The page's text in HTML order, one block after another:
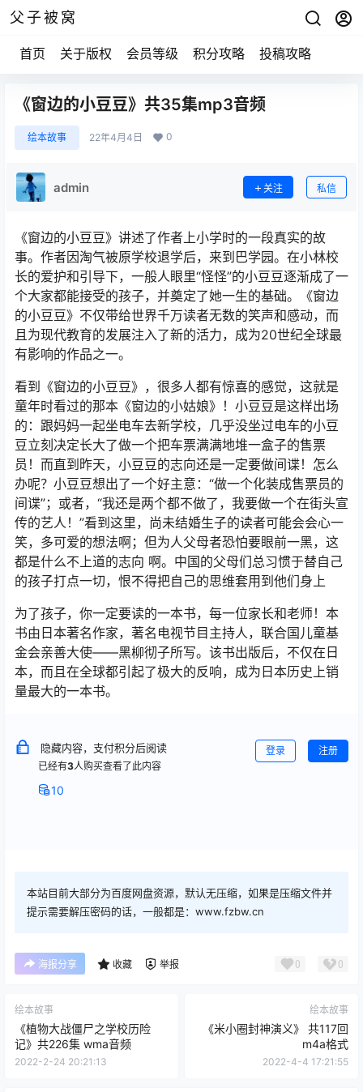
父子被窝
首页 关于版权 会员等级 积分攻略 投稿攻略
《窗边的小豆豆》共35集mp3音频
绘本故事 22年4月4日 0
admin 关注 私信
《窗边的小豆豆》讲述了作者上小学时的一段真实的故
事。作者因淘气被原学校退学后，来到巴学园。在小林校
长的爱护和引导下，一般人眼里“怪怪”的小豆豆逐渐成了一
个大家都能接受的孩子，并奠定了她一生的基础。《窗边
的小豆豆》不仅带给世界千万读者无数的笑声和感动，而
且为现代教育的发展注入了新的活力，成为20世纪全球最
有影响的作品之一。
看到《窗边的小豆豆》，很多人都有惊喜的感觉，这就是
童年时看过的那本《窗边的小姑娘》！小豆豆是这样出场
的：跟妈妈一起坐电车去新学校，几乎没坐过电车的小豆
豆立刻决定长大了做一个把车票满满地堆一盒子的售票
员！而直到昨天，小豆豆的志向还是一定要做间谍！怎么
办呢？小豆豆想出了一个好主意：“做一个化装成售票员的
间谍”；或者，“我还是两个都不做了，我要做一个在街头宣
传的艺人！”看到这里，尚未结婚生子的读者可能会会心一
笑，多可爱的想法啊；但为人父母者恐怕要眼前一黑，这
都是什么不上道的志向 啊。中国的父母们总习惯于替自己
的孩子打点一切，恨不得把自己的思维套用到他们身上
为了孩子，你一定要读的一本书，每一位家长和老师！本
书由日本著名作家，著名电视节目主持人，联合国儿童基
金会亲善大使——黑柳彻子所写。该书出版后，不仅在日
本，而且在全球都引起了极大的反响，成为日本历史上销
量最大的一本书。
隐藏内容，支付积分后阅读
已经有3人购买查看了此内容
10
登录 注册
本站目前大部分为百度网盘资源，默认无压缩，如果是压缩文件并
提示需要解压密码的话，一般都是：www.fzbw.cn
海报分享 收藏 举报 0 0
绘本故事
《植物大战僵尸之学校历险
记》共226集 wma音频
2022-2-24 20:21:13
绘本故事
《米小圈封神演义》 共117回
m4a格式
2022-4-4 17:21:55